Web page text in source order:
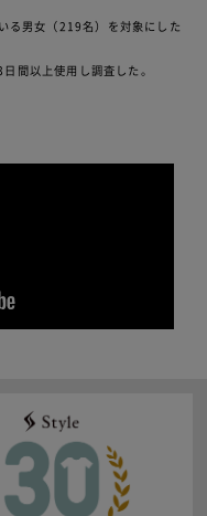
る男女（219名）を対象にした
間以上使用し調査した。